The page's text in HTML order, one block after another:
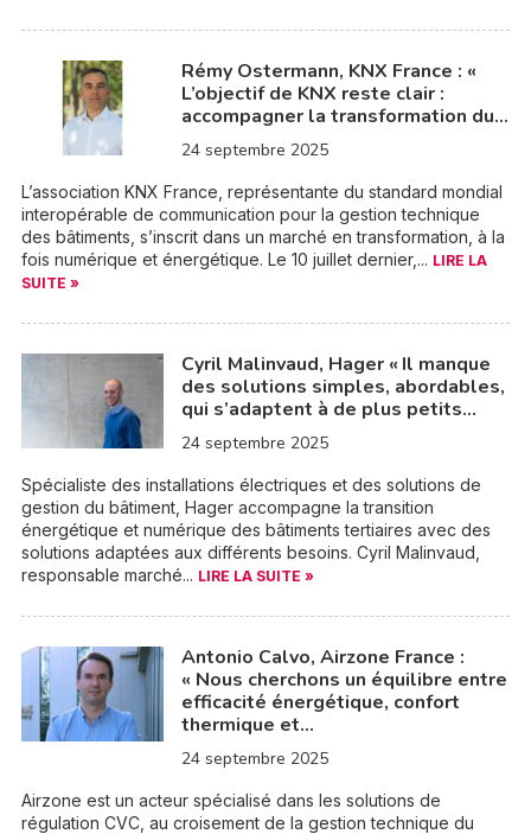
Rémy Ostermann, KNX France : «
L’objectif de KNX reste clair :
accompagner la transformation du…
24 septembre 2025
L’association KNX France, représentante du standard mondial
interopérable de communication pour la gestion technique
des bâtiments, s’inscrit dans un marché en transformation, à la
fois numérique et énergétique. Le 10 juillet dernier,... LIRE LA
SUITE »
Cyril Malinvaud, Hager « Il manque
des solutions simples, abordables,
qui s’adaptent à de plus petits…
24 septembre 2025
Spécialiste des installations électriques et des solutions de
gestion du bâtiment, Hager accompagne la transition
énergétique et numérique des bâtiments tertiaires avec des
solutions adaptées aux différents besoins. Cyril Malinvaud,
responsable marché... LIRE LA SUITE »
Antonio Calvo, Airzone France :
« Nous cherchons un équilibre entre
efficacité énergétique, confort
thermique et…
24 septembre 2025
Airzone est un acteur spécialisé dans les solutions de
régulation CVC, au croisement de la gestion technique du